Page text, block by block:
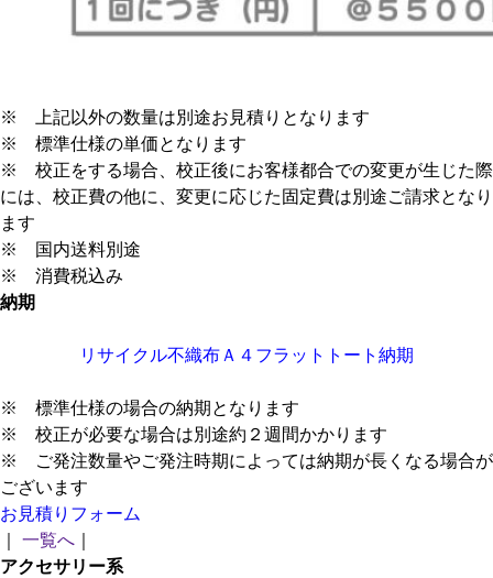
※ 上記以外の数量は別途お見積りとなります
※ 標準仕様の単価となります
※ 校正をする場合、校正後にお客様都合での変更が生じた際
には、校正費の他に、変更に応じた固定費は別途ご請求となり
ます
※ 国内送料別途
※ 消費税込み
納期
リサイクル不織布Ａ４フラットトート納期
※ 標準仕様の場合の納期となります
※ 校正が必要な場合は別途約２週間かかります
※ ご発注数量やご発注時期によっては納期が長くなる場合が
ございます
お見積りフォーム
一覧へ
アクセサリー系